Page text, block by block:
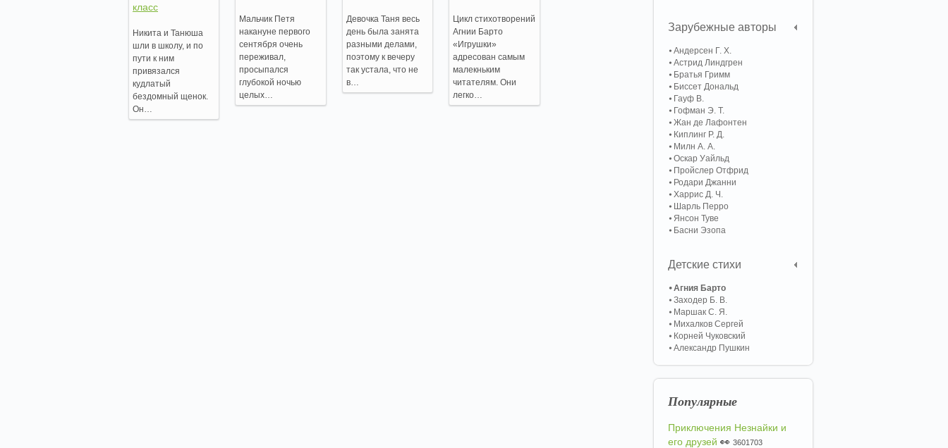
класс
Никита и Танюша
шли в школу, и по
пути к ним
привязался
кудлатый
бездомный щенок.
Он…
Мальчик Петя
накануне первого
сентября очень
переживал,
просыпался
глубокой ночью
целых…
Девочка Таня весь
день была занята
разными делами,
поэтому к вечеру
так устала, что не
в…
Цикл стихотворений
Агнии Барто
«Игрушки»
адресован самым
малекньким
читателям. Они
легко…
Зарубежные авторы
Андерсен Г. Х.
Астрид Линдгрен
Братья Гримм
Биссет Дональд
Гауф В.
Гофман Э. Т.
Жан де Лафонтен
Киплинг Р. Д.
Милн А. А.
Оскар Уайльд
Пройслер Отфрид
Родари Джанни
Харрис Д. Ч.
Шарль Перро
Янсон Туве
Басни Эзопа
Детские стихи
Агния Барто
Заходер Б. В.
Маршак С. Я.
Михалков Сергей
Корней Чуковский
Александр Пушкин
Популярные
Приключения Незнайки и
его друзей 👀 3601703